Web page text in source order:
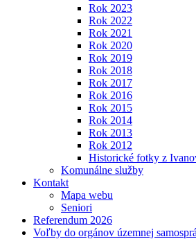
Rok 2023
Rok 2022
Rok 2021
Rok 2020
Rok 2019
Rok 2018
Rok 2017
Rok 2016
Rok 2015
Rok 2014
Rok 2013
Rok 2012
Historické fotky z
Komunálne služby
Kontakt
Mapa webu
Seniori
Referendum 2026
Voľby do orgánov územnej